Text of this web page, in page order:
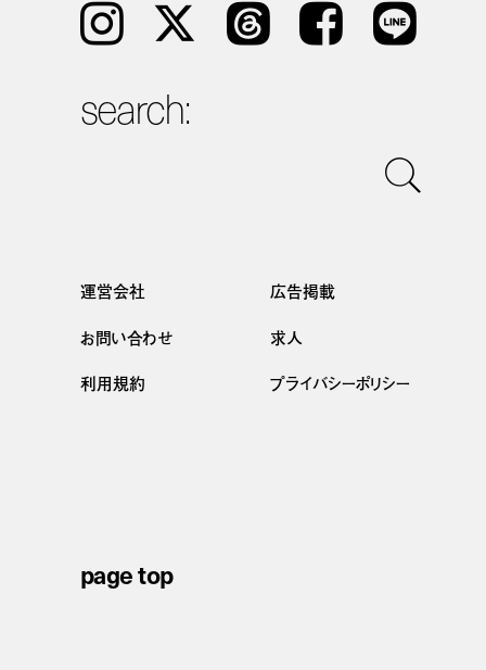
Instagram 𝕏 Threads Facebook LINE
search:
運営会社
広告掲載
お問い合わせ
求人
利用規約 プライバシーポリシー
page top